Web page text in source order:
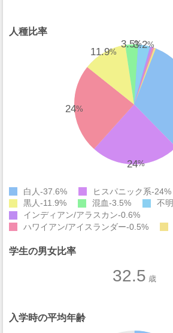
人種比率
24%
24%
11.9%
3.5%
3.2%
白人 37.6% ヒスパニック系 24%
黒人 11.9% 混血 3.5% 不明
インディアン/アラスカン 0.6%
ハワイアン/アイスランダー 0.5%
学生の男女比率
32.5 歳
入学時の平均年齢